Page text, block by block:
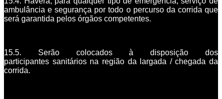
ambulância e segurança por todo o percurso da corrida que
será garantida pelos órgãos competentes.
15.5. Serão colocados à disposição dos
participantes sanitários na região da largada / chegada da
corrida.